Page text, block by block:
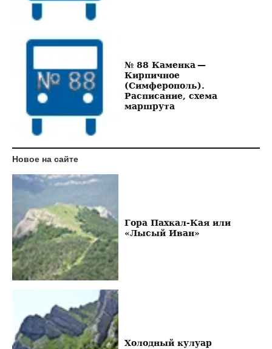
№ 88 Каменка —
Кирпичное
(Симферополь).
Расписание, схема
маршрута
Новое на сайте
Гора Пахкал-Кая или
«Лысый Иван»
Холодный кулуар